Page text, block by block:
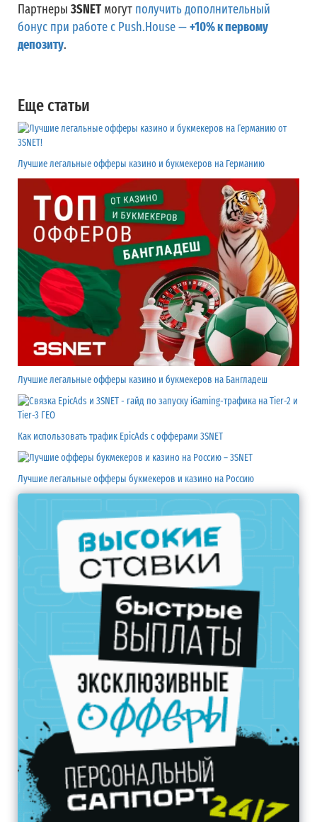
Партнеры 3SNET могут получить дополнительный
бонус при работе с Push.House —+10% к первому
депозиту.
Еще статьи
Лучшие легальные офферы казино и букмекеров на Германию
Лучшие легальные офферы казино и букмекеров на Бангладеш
Как использовать трафик EpicAds с офферами 3SNET
Лучшие легальные офферы букмекеров и казино на Россию